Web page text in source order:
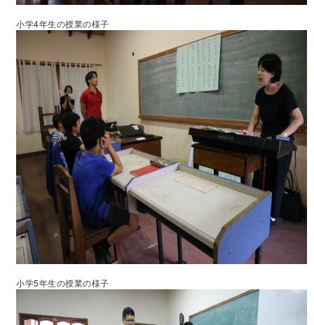
小学4年生の授業の様子
小学5年生の授業の様子